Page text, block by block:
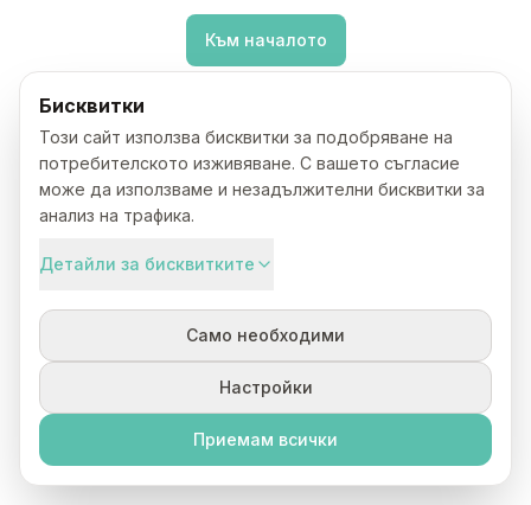
Към началото
Бисквитки
Този сайт използва бисквитки за подобряване на
потребителското изживяване. С вашето съгласие
може да използваме и незадължителни бисквитки за
анализ на трафика.
Детайли за бисквитките
Само необходими
Настройки
Приемам всички